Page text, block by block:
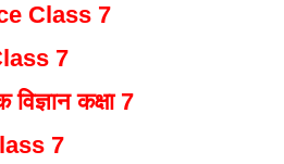
Class 7
7
विज्ञान कक्षा 7
7